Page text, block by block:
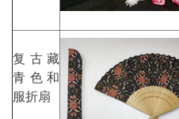
复古藏
青色和
服折扇